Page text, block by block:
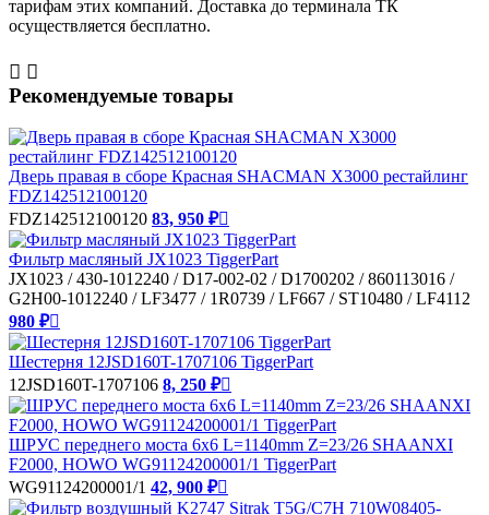
тарифам этих компаний. Доставка до терминала ТК
осуществляется бесплатно.
 
Рекомендуемые товары
Дверь правая в сборе Красная SHACMAN X3000 рестайлинг
FDZ142512100120
FDZ142512100120 83, 950 ₽
Фильтр масляный JX1023 TiggerPart
JX1023 / 430-1012240 / D17-002-02 / D1700202 / 860113016 /
G2H00-1012240 / LF3477 / 1R0739 / LF667 / ST10480 / LF4112
980 ₽
Шестерня 12JSD160T-1707106 TiggerPart
12JSD160T-1707106 8, 250 ₽
ШРУС переднего моста 6x6 L=1140mm Z=23/26 SHAANXI
F2000, HOWO WG91124200001/1 TiggerPart
WG91124200001/1 42, 900 ₽